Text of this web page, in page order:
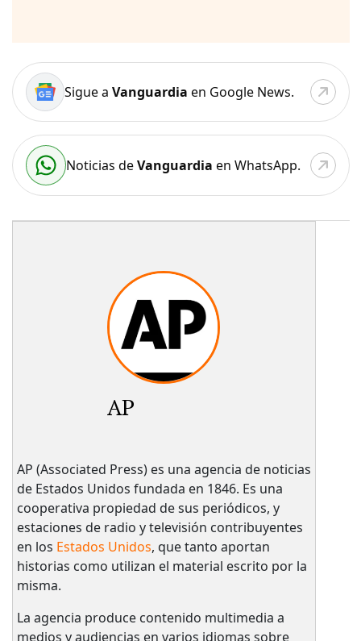
Sigue a Vanguardia en Google News.
Noticias deVanguardia en WhatsApp.
AP
AP (Associated Press) es una agencia de noticias
de Estados Unidos fundada en 1846. Es una
cooperativa propiedad de sus periódicos, y
estaciones de radio y televisión contribuyentes
en los Estados Unidos, que tanto aportan
historias como utilizan el material escrito por la
misma.
La agencia produce contenido multimedia a
medios y audiencias en varios idiomas sobre